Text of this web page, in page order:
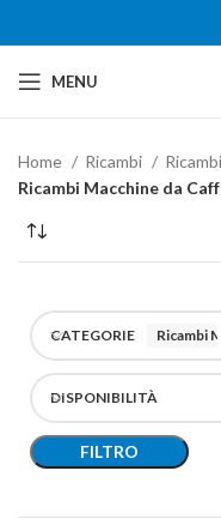
MENU
Home Ricambi
Ricambi Macchine da
CATEGORIE Ricambi
DISPONIBILITÀ
FILTRO